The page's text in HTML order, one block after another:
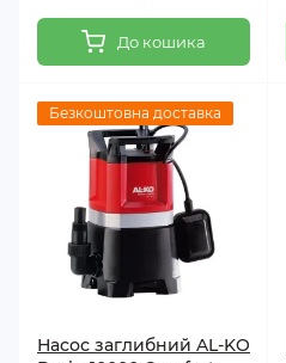
До кошика
Безкоштовна доставка
Насос заглибний AL-KO